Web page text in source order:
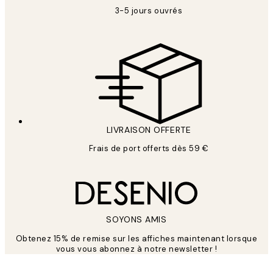
3-5 jours ouvrés
LIVRAISON OFFERTE
Frais de port offerts dès 59 €
SOYONS AMIS
Obtenez 15% de remise sur les affiches maintenant lorsque
vous vous abonnez à notre newsletter !